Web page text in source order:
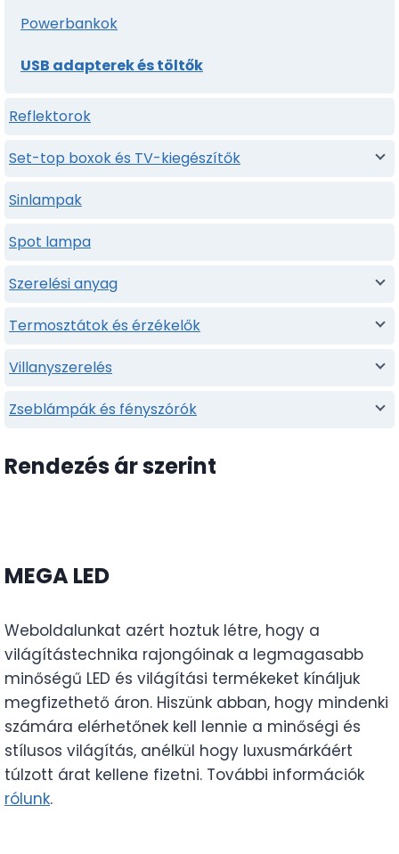
Powerbankok
USB adapterek és töltők
Reflektorok
Set-top boxok és TV-kiegészítők
Sinlampak
Spot lampa
Szerelési anyag
Termosztátok és érzékelők
Villanyszerelés
Zseblámpák és fényszórók
Rendezés ár szerint
MEGA LED
Weboldalunkat azért hoztuk létre, hogy a
világítástechnika rajongóinak a legmagasabb
minőségű LED és világítási termékeket kínáljuk
megfizethető áron. Hiszünk abban, hogy mindenki
számára elérhetőnek kell lennie a minőségi és
stílusos világítás, anélkül hogy luxusmárkáért
túlzott árat kellene fizetni. További információk
rólunk.